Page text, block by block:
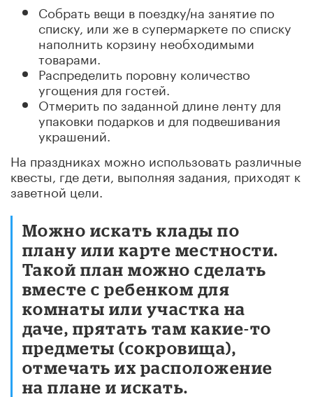
Собрать вещи в поездку/на занятие по
списку, или же в супермаркете по списку
наполнить корзину необходимыми
товарами.
Распределить поровну количество
угощения для гостей.
Отмерить по заданной длине ленту для
упаковки подарков и для подвешивания
украшений.
На праздниках можно использовать различные
квесты, где дети, выполняя задания, приходят к
заветной цели.
Можно искать клады по
плану или карте местности.
Такой план можно сделать
вместе с ребенком для
комнаты или участка на
даче, прятать там какие-то
предметы (сокровища),
отмечать их расположение
на плане и искать.